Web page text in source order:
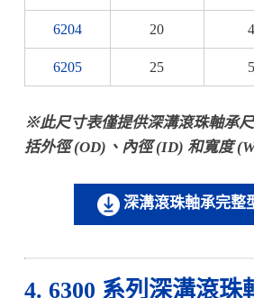
6204 20
6205 25
※此尺寸表僅提供深溝滾珠軸承
括外徑 (OD)、內徑 (ID) 和寬度
深溝滾珠軸承完整
4. 6300 系列深溝滾珠